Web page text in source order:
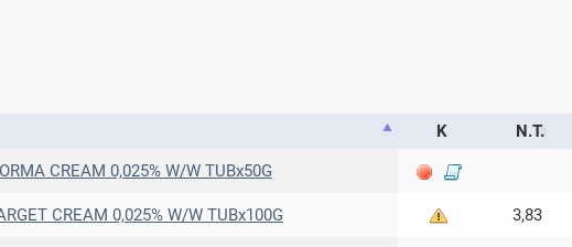
Κ Ν.Τ.
CREAM 0,025% W/W TUBx50G
CREAM 0,025% W/W TUBx100G 3,83